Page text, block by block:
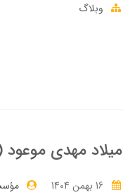
وبلاگ
میلاد مهدی موعود